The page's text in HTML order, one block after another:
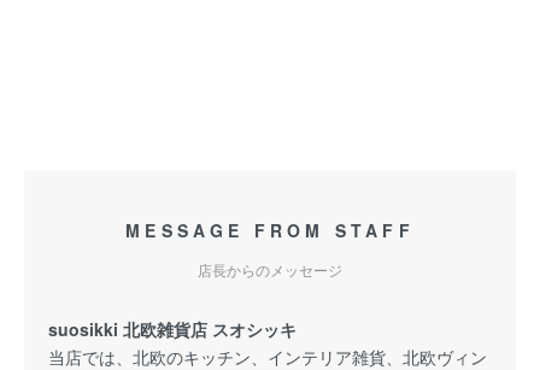
MESSAGE FROM STAFF
店長からのメッセージ
suosikki 北欧雑貨店 スオシッキ
当店では、北欧のキッチン、インテリア雑貨、北欧ヴィン